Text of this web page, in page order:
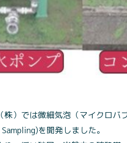
株）では微細気泡（マイクロ
を開発しました。